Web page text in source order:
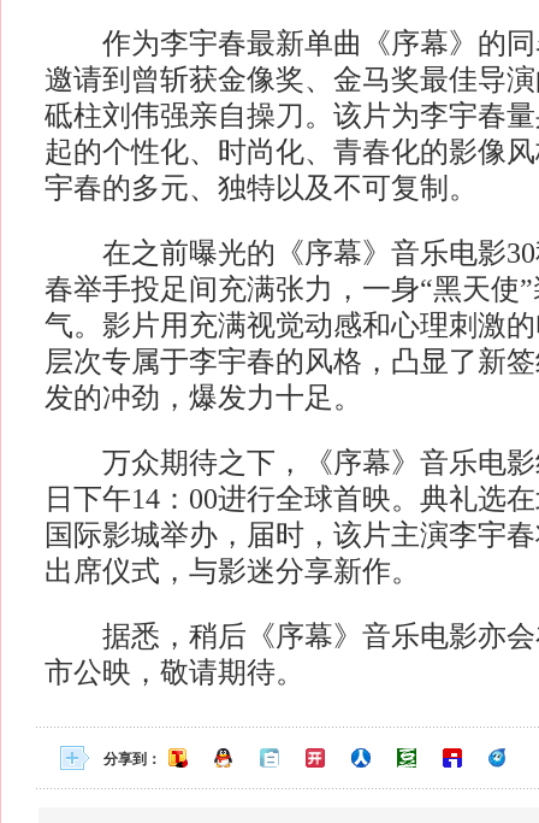
作为李宇春最新单曲《序幕》的同
邀请到曾斩获金像奖、金马奖最佳导
砥柱刘伟强亲自操刀。该片为李宇春
起的个性化、时尚化、青春化的影像
宇春的多元、独特以及不可复制。
在之前曝光的《序幕》音乐电影30
春举手投足间充满张力，一身“黑天使
气。影片用充满视觉动感和心理刺激
层次专属于李宇春的风格，凸显了新
发的冲劲，爆发力十足。
万众期待之下，《序幕》音乐电影
日下午14：00进行全球首映。典礼选
国际影城举办，届时，该片主演李宇
出席仪式，与影迷分享新作。
据悉，稍后《序幕》音乐电影亦会
市公映，敬请期待。
分享到：